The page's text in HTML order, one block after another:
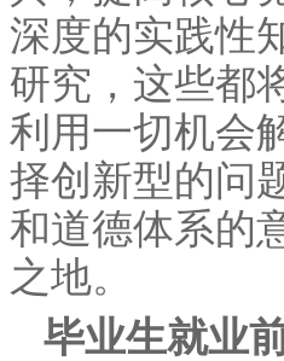
深度的实践性
研究，这些都
利用一切机会
择创新型的问
和道德体系的
之地。
毕业生就业